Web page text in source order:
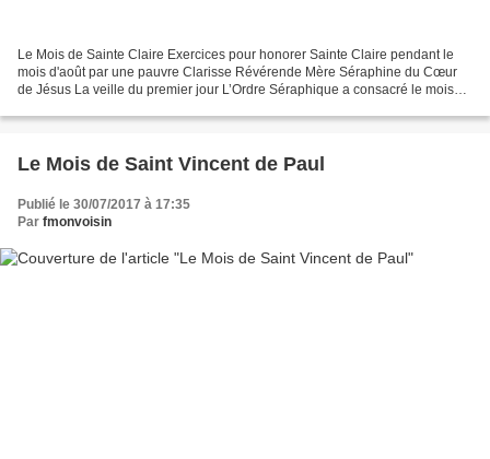
Le Mois de Sainte Claire Exercices pour honorer Sainte Claire pendant le
mois d'août par une pauvre Clarisse Révérende Mère Séraphine du Cœur
de Jésus La veille du premier jour L’Ordre Séraphique a consacré le mois
Le Mois de Saint Vincent de Paul
Publié le 30/07/2017 à 17:35
Par fmonvoisin